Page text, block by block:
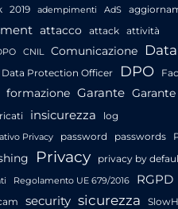
2019 adempimenti AdS
attacco attack attività
CNIL Comunicazione
Data Protection Officer DPO
formazione Garante
insicurezza log
Privacy password passwords
Privacy privacy by
Regolamento UE 679/2016 RGPD
security sicurezza